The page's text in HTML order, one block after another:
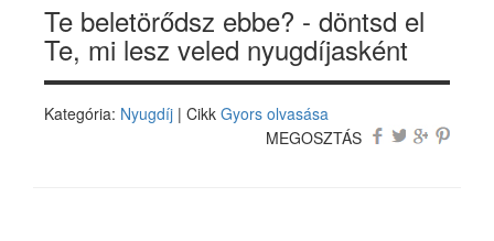
Te beletörődsz ebbe? - döntsd el
Te, mi lesz veled nyugdíjasként
Kategória: Nyugdíj | Cikk Gyors olvasása
MEGOSZTÁS